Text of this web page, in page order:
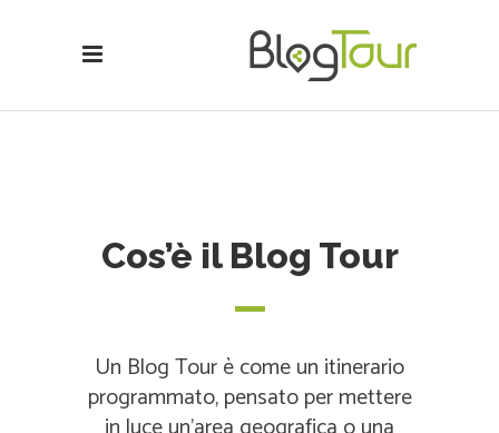
Cos’è il Blog Tour
Un Blog Tour è come un itinerario
programmato, pensato per mettere